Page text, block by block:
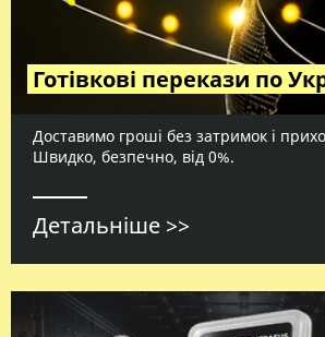
Готівкові перекази по
Доставимо гроші без затримок і
Швидко, безпечно, від 0%.
Детальніше >>